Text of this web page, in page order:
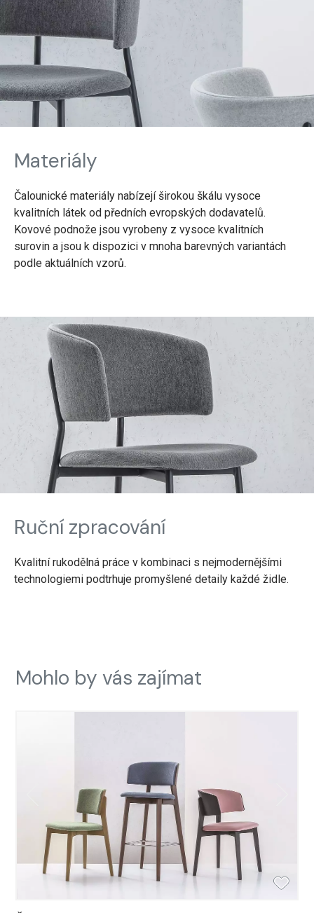
Materiály
Čalounické materiály nabízejí širokou škálu vysoce
kvalitních látek od předních evropských dodavatelů.
Kovové podnože jsou vyrobeny z vysoce kvalitních
surovin a jsou k dispozici v mnoha barevných variantách
podle aktuálních vzorů.
Ruční zpracování
Kvalitní rukodělná práce v kombinaci s nejmodernějšími
technologiemi podtrhuje promyšlené detaily každé židle.
Mohlo by vás zajímat